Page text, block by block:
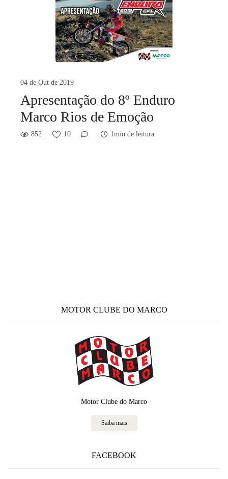
04 de Out de 2019
Apresentação do 8º Enduro
Marco Rios de Emoção
852 10 1min de leitura
MOTOR CLUBE DO MARCO
Motor Clube do Marco
Saiba mais
FACEBOOK